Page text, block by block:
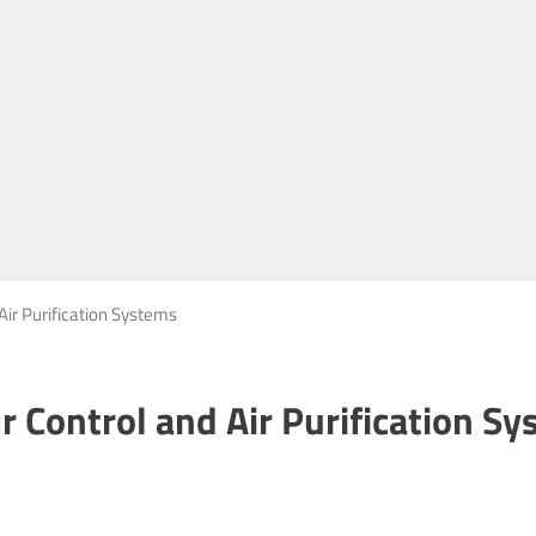
Purification Systems
Control and Air Purification